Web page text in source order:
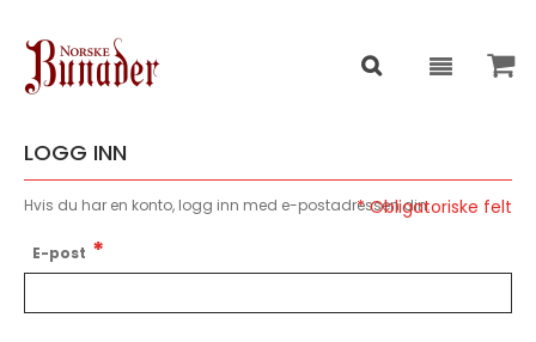
LOGG INN
Hvis du har en konto, logg inn med e-postadressen din.
E-post